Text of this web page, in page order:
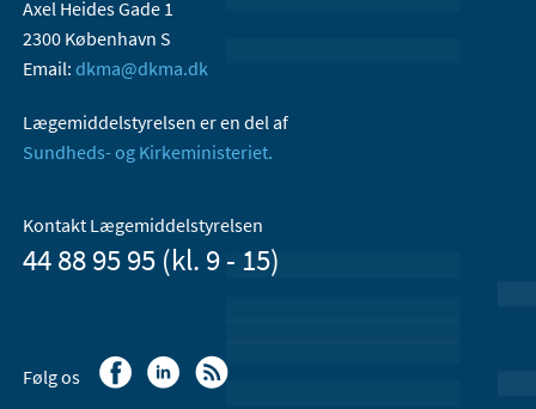
Axel Heides Gade 1
2300 København S
Email: dkma@dkma.dk
Lægemiddelstyrelsen er en del af
Sundheds- og Kirkeministeriet.
Kontakt Lægemiddelstyrelsen
44 88 95 95 (kl. 9 - 15)
Følg os